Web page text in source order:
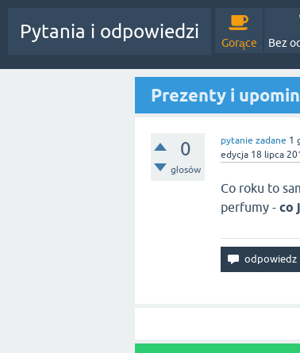
Pytania i odpowiedzi
Gorące Bez
Prezenty i
0
głosów
pytanie zadane 1
edycja 18 lipca
Co roku to
perfumy - co